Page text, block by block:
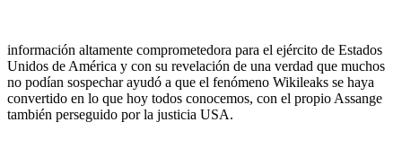
información altamente comprometedora para el ejército de Estados
Unidos de América y con su revelación de una verdad que muchos
no podían sospechar ayudó a que el fenómeno Wikileaks se haya
convertido en lo que hoy todos conocemos, con el propio Assange
también perseguido por la justicia USA.